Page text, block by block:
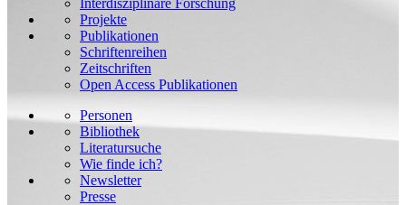
Projekte
Publikationen
Schriftenreihen
Zeitschriften
Open Access Publikationen
Personen
Bibliothek
Literatursuche
Wie finde ich?
Newsletter
Presse